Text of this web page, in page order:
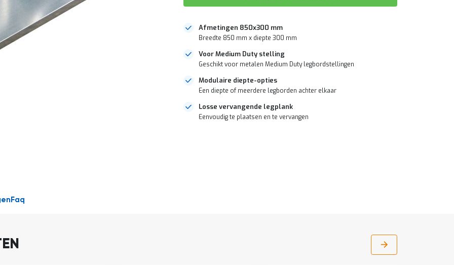
Afmetingen 850x300 mm
Breedte 850 mm x diepte 300 mm
Voor Medium Duty stelling
Geschikt voor metalen Medium Duty legbordstellingen
Modulaire diepte-opties
Een diepte of meerdere legborden achter elkaar
Losse vervangende legplank
Eenvoudig te plaatsen en te vervangen
Faq